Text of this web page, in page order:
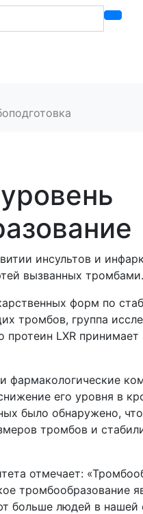
инсультов и
вызванных тромбами.
форм по
тромбов, группа
LXR принимает
фармакологические
его уровня в
было обнаружено,
тромбов и
отмечает:
тромбообразование
больше людей в нашей